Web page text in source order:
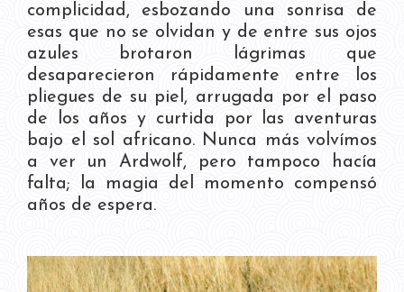
complicidad, esbozando una sonrisa de
esas que no se olvidan y de entre sus ojos
azules brotaron lágrimas que
desaparecieron rápidamente entre los
pliegues de su piel, arrugada por el paso
de los años y curtida por las aventuras
bajo el sol africano. Nunca más volvímos
a ver un Ardwolf, pero tampoco hacía
falta; la magia del momento compensó
años de espera.